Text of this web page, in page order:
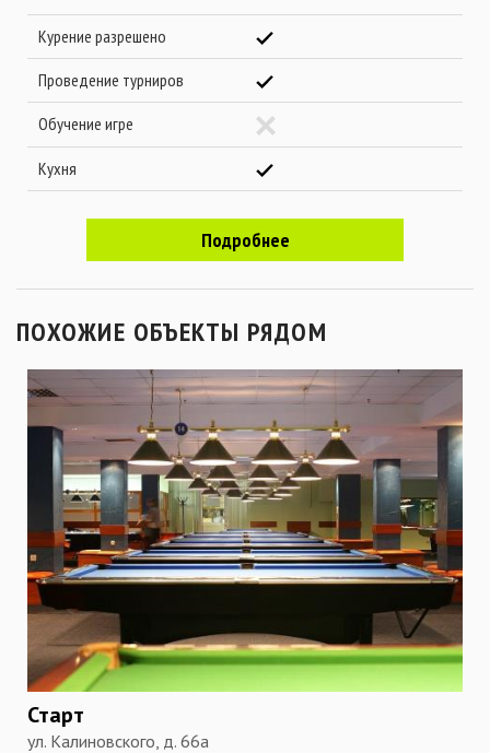
Курение разрешено
Проведение турниров
Обучение игре
Кухня
Подробнее
ПОХОЖИЕ ОБЪЕКТЫ РЯДОМ
Старт
ул. Калиновского, д. 66а